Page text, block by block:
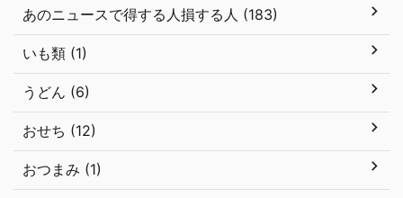
あのニュースで得する人損する人 (183)
いも類 (1)
うどん (6)
おせち (12)
おつまみ (1)